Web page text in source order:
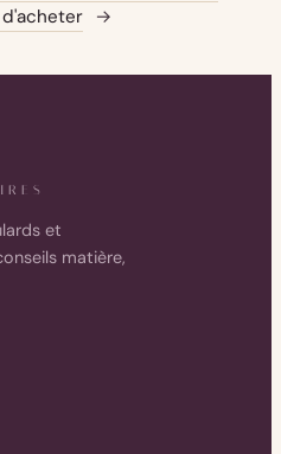
→
et
matière,